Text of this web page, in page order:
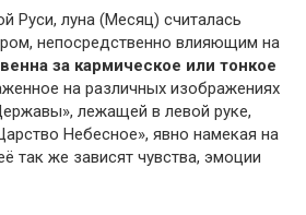
Руси, луна (Месяц) считалась
непосредственно влияющим на
за кармическое или тонкое
на различных изображениях
лежащей в левой руке,
Небесное», явно намекая на
так же зависят чувства, эмоции